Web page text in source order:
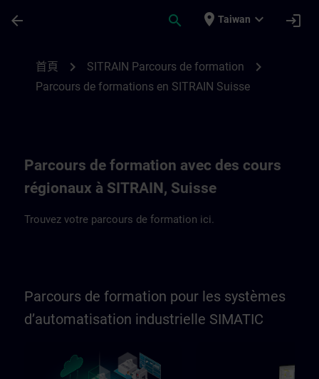
arrow_back search place Taiwan expand_more login
首頁 chevron_right SITRAIN Parcours de formation chevron_right
Parcours de formations en SITRAIN Suisse
Parcours de formation avec des cours
régionaux à SITRAIN, Suisse
Trouvez votre parcours de formation ici.
Parcours de formation pour les systèmes
d’automatisation industrielle SIMATIC